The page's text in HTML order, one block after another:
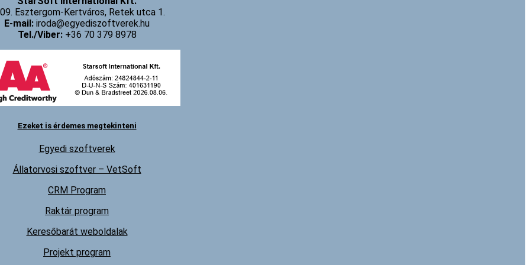
Esztergom-Kertváros, Retek utca 1.
E-mail: iroda@egyediszoftverek.hu
Tel./Viber:+36 70 379 8978
Ezeket is érdemes megtekinteni
Egyedi szoftverek
Állatorvosi szoftver – VetSoft
CRM Program
Raktár program
Keresőbarát weboldalak
Projekt program